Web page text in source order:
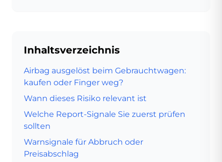
Inhaltsverzeichnis
Airbag ausgelöst beim Gebrauchtwagen:
kaufen oder Finger weg?
Wann dieses Risiko relevant ist
Welche Report-Signale Sie zuerst prüfen
sollten
Warnsignale für Abbruch oder
Preisabschlag